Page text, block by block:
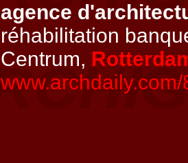
agence
réhabilitation
Centrum,